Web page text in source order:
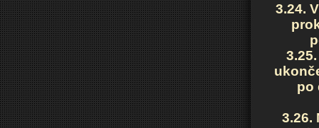
3.24.
po
3.26.